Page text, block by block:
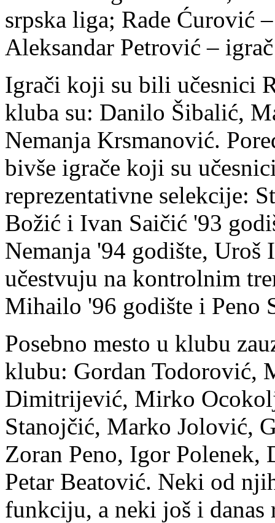
srpska liga; Rade Ćurović
Aleksandar Petrović –
Igrači koji su bili učesnici
kluba su: Danilo Šibalić,
Nemanja Krsmanović.
bivše igrače koji su
reprezentativne selekcije:
Božić i Ivan Saičić '93
Nemanja '94 godište,
učestvuju na kontrolnim
Mihailo '96 godište i Peno
Posebno mesto u klubu
klubu: Gordan Todorović,
Dimitrijević, Mirko
Stanojčić, Marko Jolović,
Zoran Peno, Igor Polenek,
Petar Beatović. Neki od
funkciju, a neki još i danas